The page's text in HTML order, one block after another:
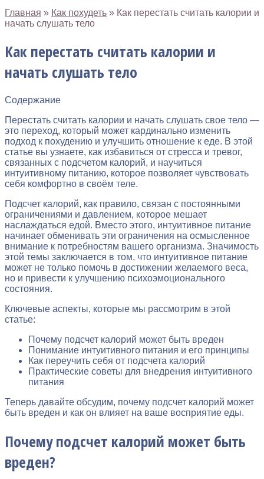
Главная » Как похудеть » Как перестать считать калории и
начать слушать тело
Как перестать считать калории и
начать слушать тело
Содержание
Перестать считать калории и начать слушать свое тело —
это переход, который может кардинально изменить
подход к похудению и улучшить отношение к еде. В этой
статье вы узнаете, как избавиться от стресса и тревог,
связанных с подсчетом калорий, и научиться
интуитивному питанию, которое позволяет чувствовать
себя комфортно в своём теле.
Подсчет калорий, как правило, связан с постоянными
ограничениями и давлением, которое мешает
наслаждаться едой. Вместо этого, интуитивное питание
начинает обменивать эти ограничения на осмысленное
внимание к потребностям вашего организма. Значимость
этой темы заключается в том, что интуитивное питание
может не только помочь в достижении желаемого веса,
но и привести к улучшению психоэмоционального
состояния.
Ключевые аспекты, которые мы рассмотрим в этой
статье:
Почему подсчет калорий может быть вреден
Понимание интуитивного питания и его принципы
Как переучить себя от подсчета калорий
Практические советы для внедрения интуитивного
питания
Теперь давайте обсудим, почему подсчет калорий может
быть вреден и как он влияет на ваше восприятие еды.
Почему подсчет калорий может быть
вреден?